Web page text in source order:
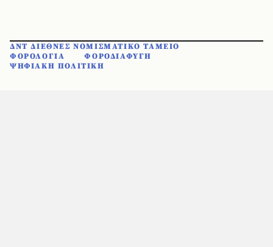
ΔΝΤ ΔΙΕΘΝΕΣ ΝΟΜΙΣΜΑΤΙΚΟ ΤΑΜΕΙΟ
ΦΟΡΟΛΟΓΙΑ
ΦΟΡΟΔΙΑΦΥΓΗ
ΨΗΦΙΑΚΗ ΠΟΛΙΤΙΚΗ